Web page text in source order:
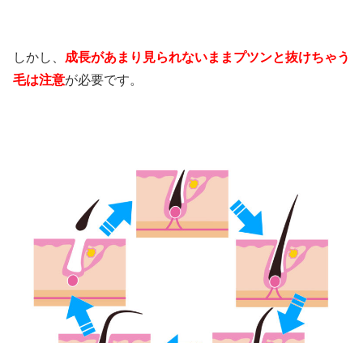
しかし、 成長があまり見られないままプツンと抜けちゃう
毛は注意が必要です。